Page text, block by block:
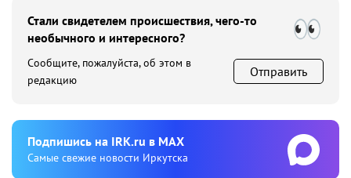
Стали свидетелем происшествия, чего-то
необычного и интересного?
Сообщите, пожалуйста, об этом в
редакцию
Отправить
Подпишиcь на IRK.ru в MAX
Cамые свежие новости Иркутска